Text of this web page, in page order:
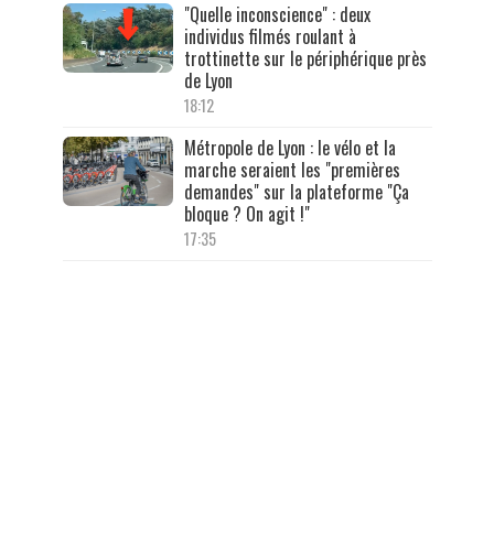
"Quelle inconscience" : deux
individus filmés roulant à
trottinette sur le périphérique près
de Lyon
18:12
Métropole de Lyon : le vélo et la
marche seraient les "premières
demandes" sur la plateforme "Ça
bloque ? On agit !"
17:35